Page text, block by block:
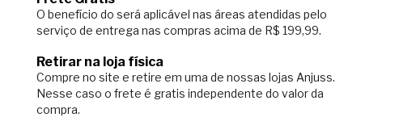
O benefício do será aplicável nas áreas atendidas pelo
serviço de entrega nas compras acima de R$ 199,99.
Retirar na loja física
Compre no site e retire em uma de nossas lojas Anjuss.
Nesse caso o frete é gratis independente do valor da
compra.